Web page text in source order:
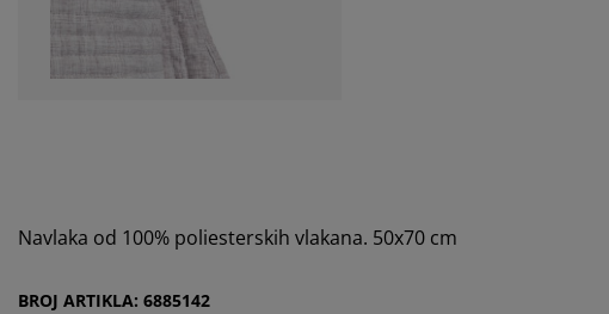
Navlaka od 100% poliesterskih vlakana. 50x70 cm
BROJ ARTIKLA: 6885142